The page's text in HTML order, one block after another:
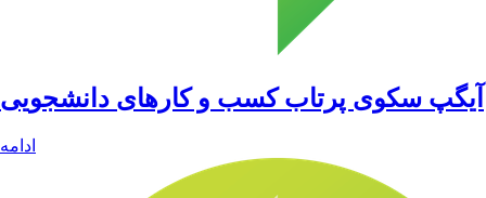
آیگپ سکوی پرتاب کسب و کارهای دانشجویی
ادامه